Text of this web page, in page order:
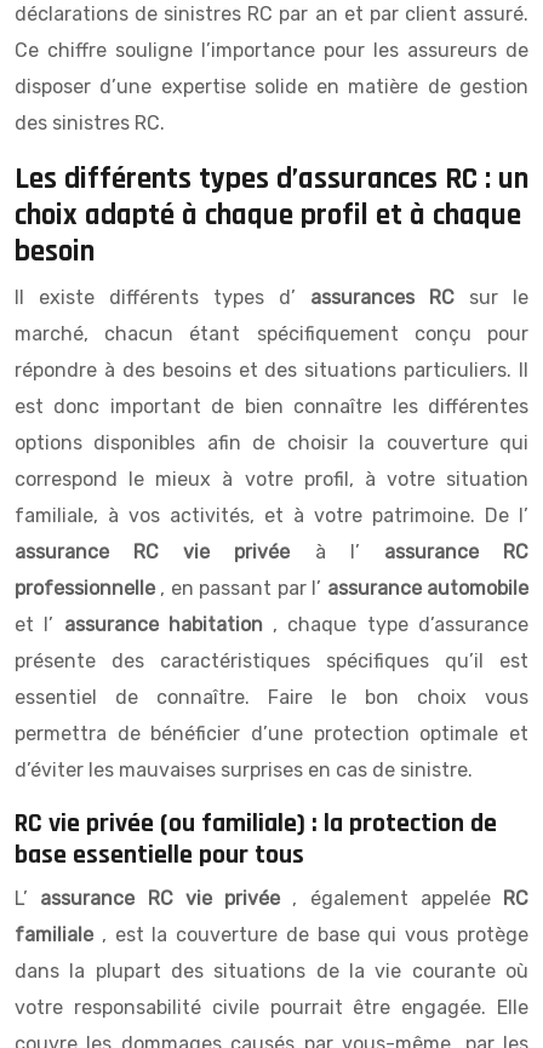
déclarations de sinistres RC par an et par client assuré.
Ce chiffre souligne l’importance pour les assureurs de
disposer d’une expertise solide en matière de gestion
des sinistres RC.
Les différents types d’assurances RC : un
choix adapté à chaque profil et à chaque
besoin
Il existe différents types d’ assurances RC sur le
marché, chacun étant spécifiquement conçu pour
répondre à des besoins et des situations particuliers. Il
est donc important de bien connaître les différentes
options disponibles afin de choisir la couverture qui
correspond le mieux à votre profil, à votre situation
familiale, à vos activités, et à votre patrimoine. De l’
assurance RC vie privée à l’ assurance RC
professionnelle , en passant par l’ assurance automobile
et l’ assurance habitation , chaque type d’assurance
présente des caractéristiques spécifiques qu’il est
essentiel de connaître. Faire le bon choix vous
permettra de bénéficier d’une protection optimale et
d’éviter les mauvaises surprises en cas de sinistre.
RC vie privée (ou familiale) : la protection de
base essentielle pour tous
L’ assurance RC vie privée , également appelée RC
familiale , est la couverture de base qui vous protège
dans la plupart des situations de la vie courante où
votre responsabilité civile pourrait être engagée. Elle
couvre les dommages causés par vous-même, par les